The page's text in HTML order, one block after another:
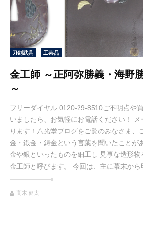
刀剣武具 工芸品
金工師 ～正阿弥勝義・海野
～
フリーダイヤル 0120-29-8510ご不明点や
いましたら、お気軽にお電話ください！ メ
ります！八光堂ブログをご覧のみなさま、
金・鍛金・鋳金という言葉を聞いたことが
金や銀といったものを細工し 見事な造形物
金工師と呼びます。 今回は、主に幕末から
高木 健太